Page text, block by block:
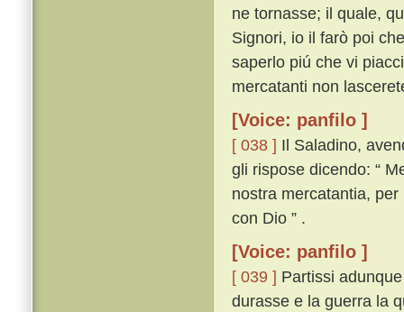
ne tornasse; il quale,
Signori, io il farò poi
saperlo piú che vi
mercatanti non
[Voice: panfilo ]
[ 038 ] Il Saladino,
gli rispose dicendo: “
nostra mercatantia,
con Dio ” .
[Voice: panfilo ]
[ 039 ] Partissi
durasse e la guerra la